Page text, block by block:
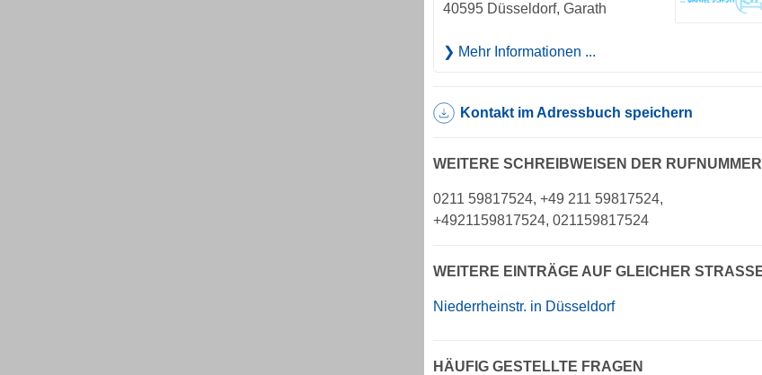
40595 Düsseldorf, Garath
Mehr Informationen ...
Kontakt im Adressbuch speichern
WEITERE SCHREIBWEISEN DER RUFNUMMER
0211 59817524, +49 211 59817524,
+4921159817524, 021159817524
WEITERE EINTRÄGE AUF GLEICHER STRASSE
Niederrheinstr. in Düsseldorf
HÄUFIG GESTELLTE FRAGEN